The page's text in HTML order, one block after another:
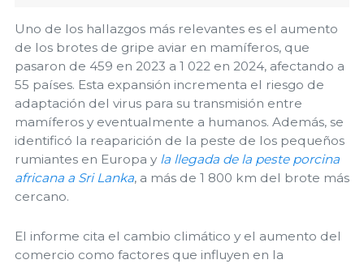
Uno de los hallazgos más relevantes es el aumento
de los brotes de gripe aviar en mamíferos, que
pasaron de 459 en 2023 a 1 022 en 2024, afectando a
55 países. Esta expansión incrementa el riesgo de
adaptación del virus para su transmisión entre
mamíferos y eventualmente a humanos. Además, se
identificó la reaparición de la peste de los pequeños
rumiantes en Europa y la llegada de la peste porcina
africana a Sri Lanka, a más de 1 800 km del brote más
cercano.
El informe cita el cambio climático y el aumento del
comercio como factores que influyen en la